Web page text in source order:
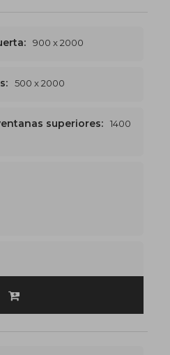
900 x 2000
500 x 2000
superiores:
1400